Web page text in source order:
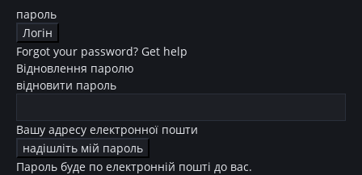
пароль
Forgot your password? Get help
Відновлення паролю
відновити пароль
Вашу адресу електронної пошти
Пароль буде по електронній пошті до вас.